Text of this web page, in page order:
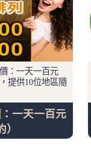
：一天一百元
提供10位地區隨
一天一百元
）